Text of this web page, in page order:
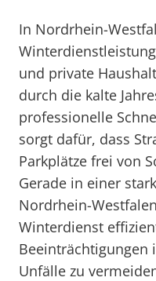
In Nordrhein-
und private
durch die kalte
professionelle
sorgt dafür, dass
Parkplätze frei von
Gerade in einer
Nordrhein-
Winterdienst
Beeinträchtigungen
Unfälle zu